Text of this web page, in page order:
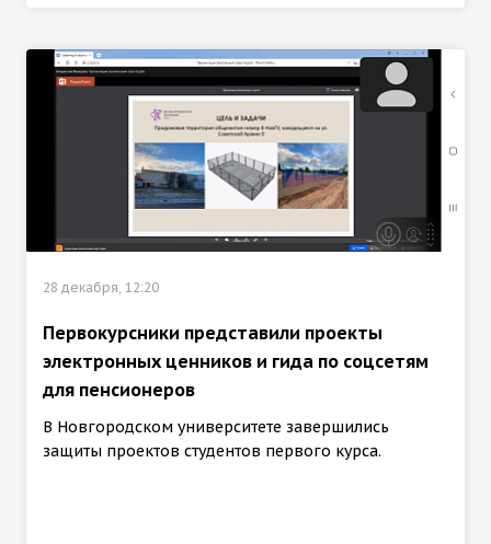
28 декабря, 12:20
Первокурсники представили проекты
электронных ценников и гида по соцсетям
для пенсионеров
В Новгородском университете завершились
защиты проектов студентов первого курса.